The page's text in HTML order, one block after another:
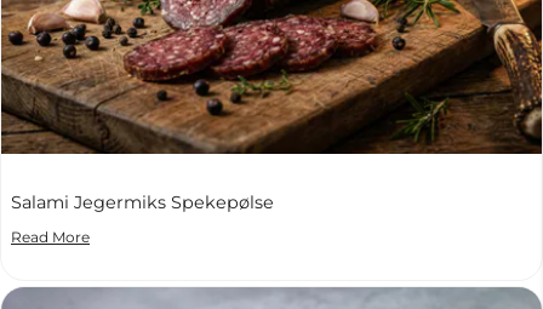
Salami Jegermiks Spekepølse
Read More